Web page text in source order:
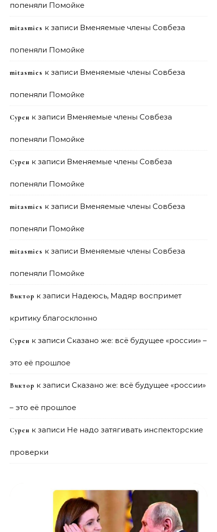
попеняли Помойке
mitasmies к записи Вменяемые члены Совбеза
попеняли Помойке
mitasmies к записи Вменяемые члены Совбеза
попеняли Помойке
Сурен к записи Вменяемые члены Совбеза
попеняли Помойке
Сурен к записи Вменяемые члены Совбеза
попеняли Помойке
mitasmies к записи Вменяемые члены Совбеза
попеняли Помойке
mitasmies к записи Вменяемые члены Совбеза
попеняли Помойке
Виктор к записи Надеюсь, Мадяр воспримет
критику благосклонно
Сурен к записи Сказано же: всё будущее «россии» –
это её прошлое
Виктор к записи Сказано же: всё будущее «россии»
– это её прошлое
Сурен к записи Не надо затягивать инспекторские
проверки